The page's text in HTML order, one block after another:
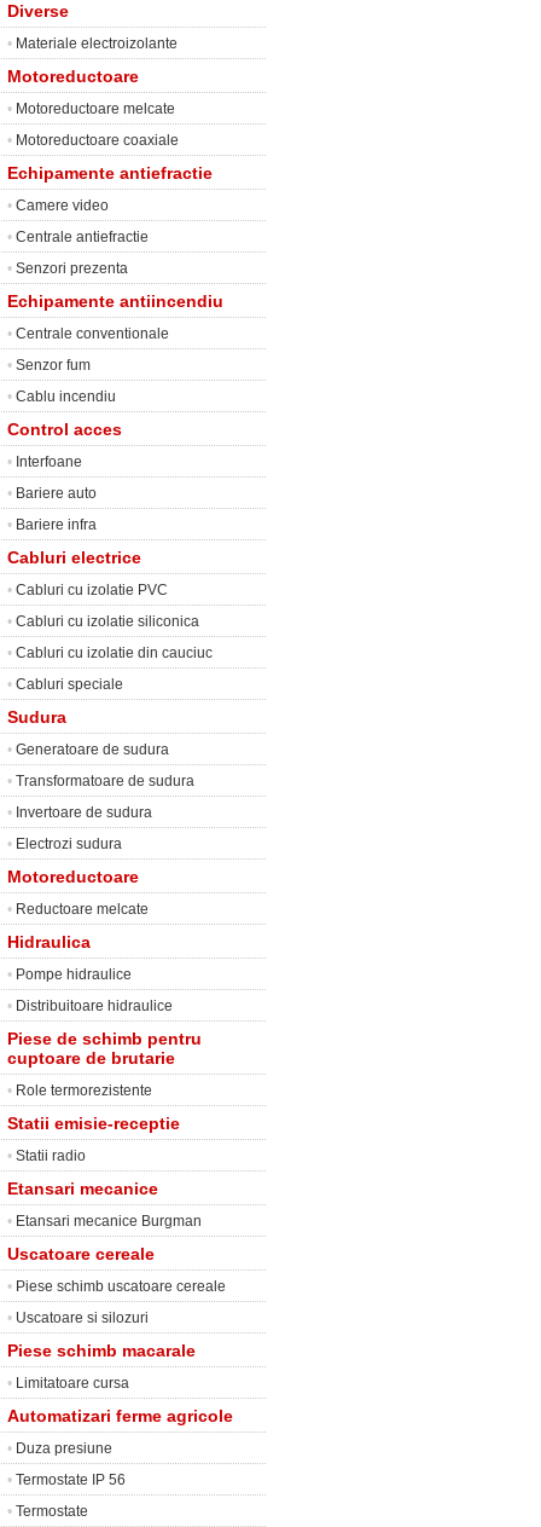
Diverse
• Materiale electroizolante
Motoreductoare
• Motoreductoare melcate
• Motoreductoare coaxiale
Echipamente antiefractie
• Camere video
• Centrale antiefractie
• Senzori prezenta
Echipamente antiincendiu
• Centrale conventionale
• Senzor fum
• Cablu incendiu
Control acces
• Interfoane
• Bariere auto
• Bariere infra
Cabluri electrice
• Cabluri cu izolatie PVC
• Cabluri cu izolatie siliconica
• Cabluri cu izolatie din cauciuc
• Cabluri speciale
Sudura
• Generatoare de sudura
• Transformatoare de sudura
• Invertoare de sudura
• Electrozi sudura
Motoreductoare
• Reductoare melcate
Hidraulica
• Pompe hidraulice
• Distribuitoare hidraulice
Piese de schimb pentru
cuptoare de brutarie
• Role termorezistente
Statii emisie-receptie
• Statii radio
Etansari mecanice
• Etansari mecanice Burgman
Uscatoare cereale
• Piese schimb uscatoare cereale
• Uscatoare si silozuri
Piese schimb macarale
• Limitatoare cursa
Automatizari ferme agricole
• Duza presiune
• Termostate IP 56
• Termostate